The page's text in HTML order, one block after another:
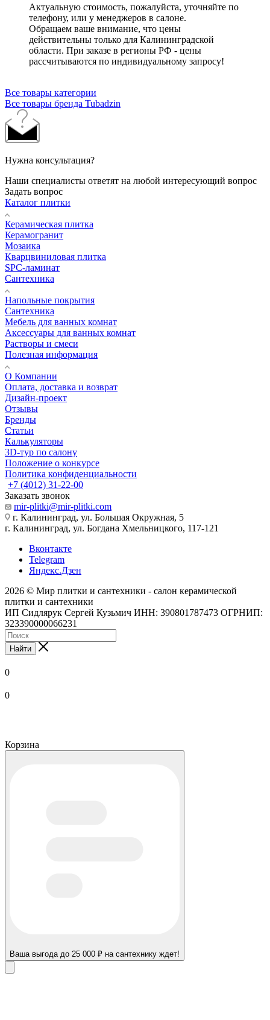
Актуальную стоимость, пожалуйста, уточняйте по
телефону, или у менеджеров в салоне.
Обращаем ваше внимание, что цены
действительны только для Калининградской
области. При заказе в регионы РФ - цены
рассчитываются по индивидуальному запросу!
Все товары категории
Все товары бренда Tubadzin
Нужна консультация?
Наши специалисты ответят на любой интересующий вопрос
Задать вопрос
Каталог плитки
Керамическая плитка
Керамогранит
Мозаика
Кварцвиниловая плитка
SPC-ламинат
Сантехника
Напольные покрытия
Сантехника
Мебель для ванных комнат
Аксессуары для ванных комнат
Растворы и смеси
Полезная информация
О Компании
Оплата, доставка и возврат
Дизайн-проект
Отзывы
Бренды
Статьи
Калькуляторы
3D-тур по салону
Положение о конкурсе
Политика конфиденциальности
+7 (4012) 31-22-00
Заказать звонок
mir-plitki@mir-plitki.com
г. Калининград, ул. Большая Окружная, 5
г. Калининград, ул. Богдана Хмельницкого, 117-121
Вконтакте
Telegram
Яндекс.Дзен
2026 © Мир плитки и сантехники - салон керамической
плитки и сантехники
ИП Сидлярук Сергей Кузьмич ИНН: 390801787473 ОГРНИП:
323390000066231
Найти
0
0
Корзина
Ваша выгода до 25 000 ₽ на сантехнику ждет!